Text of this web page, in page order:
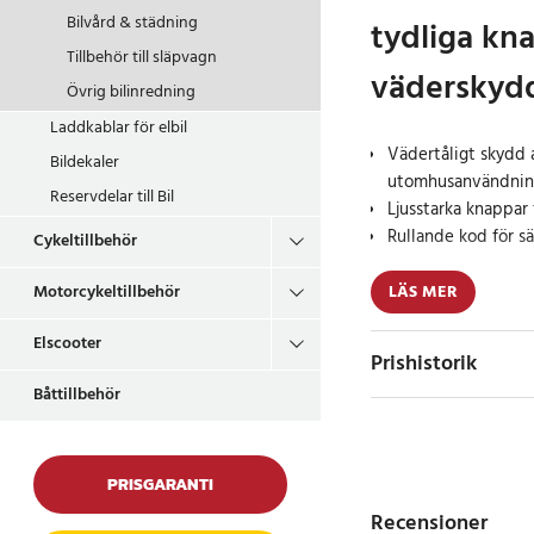
Bilvård & städning
Tillbehör till släpvagn
Övrig bilinredning
Laddkablar för elbil
Bildekaler
Reservdelar till Bil
Cykeltillbehör
Motorcykeltillbehör
Elscooter
Båttillbehör
PRISGARANTI
tydliga
Vädertåligt skydd
Ljusstarka
Rullande kod för
Denna trådlösa
ersättningsdel för
Konstruktionen i
anpassad för
knappar som gör
LÄS MER
Prishistorik
Recensioner